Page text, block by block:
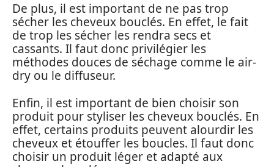
De plus, il est important de ne pas trop
sécher les cheveux bouclés. En effet, le fait
de trop les sécher les rendra secs et
cassants. Il faut donc privilégier les
méthodes douces de séchage comme le air-
dry ou le diffuseur.
Enfin, il est important de bien choisir son
produit pour styliser les cheveux bouclés. En
effet, certains produits peuvent alourdir les
cheveux et étouffer les boucles. Il faut donc
choisir un produit léger et adapté aux